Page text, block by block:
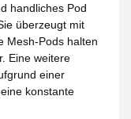
handliches Pod
überzeugt mit
Mesh-Pods halten
Eine weitere
einer
konstante